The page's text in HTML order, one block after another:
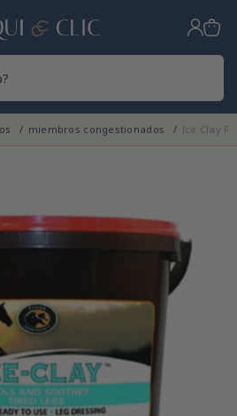
miembros congestionados Ice Clay